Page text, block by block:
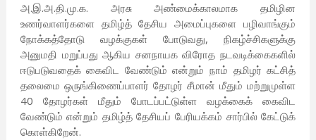
அ.இ.அ.தி.மு.க. அரசு அண்மைக்காலமாக தமிழின
உணர்வாளர்களை தமிழ்த் தேசிய அமைப்புகளை பழிவாங்கும்
நோக்கத்தோடு வழக்குகள் போடுவது, நிகழ்ச்சிகளுக்கு
அனுமதி மறுப்பது ஆகிய சனநாயக விரோத நடவடிக்கைகளில்
ஈடுபடுவதைக் கைவிட வேண்டும் என்றும் நாம் தமிழர் கட்சித்
தலைமை ஒருங்கிணைப்பாளர் தோழர் சீமான் மீதும் மற்றுமுள்ள
40 தோழர்கள் மீதும் போடப்பட்டுள்ள வழக்கைக் கைவிட
வேண்டும் என்றும் தமிழ்த் தேசியப் பேரியக்கம் சார்பில் கேட்டுக்
கொள்கிறேன்.